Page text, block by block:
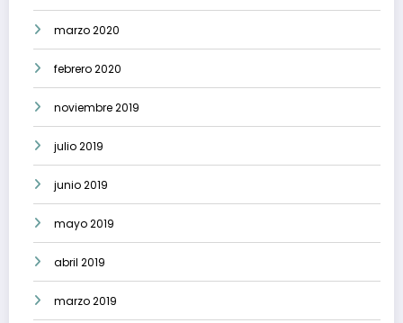
marzo 2020
febrero 2020
noviembre 2019
julio 2019
junio 2019
mayo 2019
abril 2019
marzo 2019